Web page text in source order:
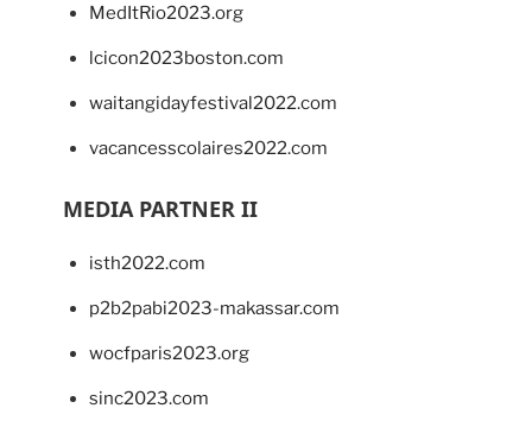
MedItRio2023.org
lcicon2023boston.com
waitangidayfestival2022.com
vacancesscolaires2022.com
MEDIA PARTNER II
isth2022.com
p2b2pabi2023-makassar.com
wocfparis2023.org
sinc2023.com